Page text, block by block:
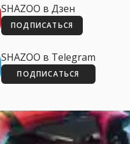
SHAZOO в Дзен
ПОДПИСАТЬСЯ
SHAZOO в Telegram
ПОДПИСАТЬСЯ